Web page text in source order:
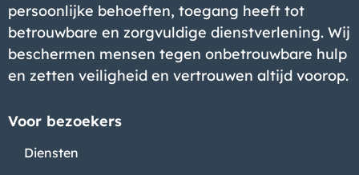
persoonlijke behoeften, toegang heeft tot
betrouwbare en zorgvuldige dienstverlening. Wij
beschermen mensen tegen onbetrouwbare hulp
en zetten veiligheid en vertrouwen altijd voorop.
Voor bezoekers
Diensten